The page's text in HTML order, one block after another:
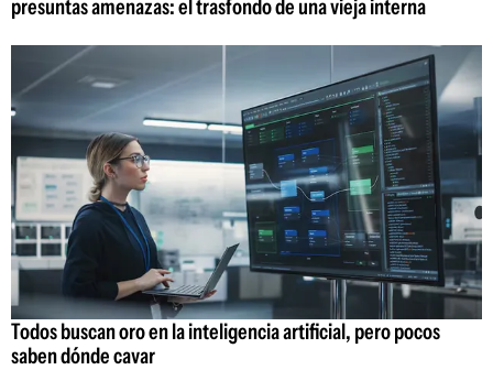
presuntas amenazas: el trasfondo de una vieja interna
Todos buscan oro en la inteligencia artificial, pero pocos
saben dónde cavar